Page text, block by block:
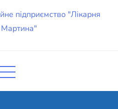
Святого